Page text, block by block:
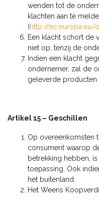
wenden tot de
klachten aan te
(http://ec.europa.eu/
Een klacht schort de
niet op, tenzij de
Indien een klacht
ondernemer, zal de
geleverde producten
Artikel 15 – Geschillen
Op overeenkomsten
consument waarop
betrekking hebben,
toepassing. Ook
het buitenland.
Het Weens